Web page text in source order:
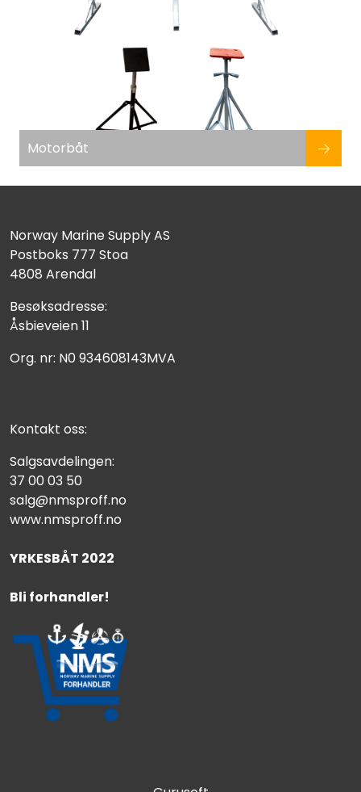
Motorbåt
Norway Marine Supply AS
Postboks 777 Stoa
4808 Arendal
Besøksadresse:
Åsbieveien 11
Org. nr: N0 934608143MVA
Kontakt oss:
Salgsavdelingen:
37 00 03 50
salg@nmsproff.no
www.nmsproff.no
YRKESBÅT 2022
Bli forhandler!